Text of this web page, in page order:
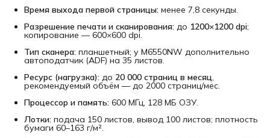
Время выхода первой страницы: менее 7,8 секунды.
Разрешение печати и сканирования: до 1200×1200 dpi;
копирование — 600×600 dpi.
Тип сканера: планшетный; у M6550NW дополнительно
автоподатчик (ADF) на 35 листов.
Ресурс (нагрузка): до 20 000 страниц в месяц,
рекомендуемый объём — до 2000 страниц/мес.
Процессор и память: 600 МГц, 128 МБ ОЗУ.
Лотки: подача 150 листов, вывод 100 листов; плотность
бумаги 60–163 г/м².